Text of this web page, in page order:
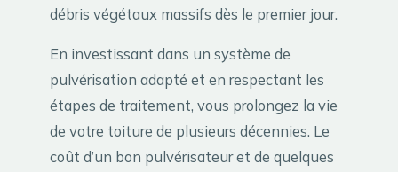
débris végétaux massifs dès le premier jour.
En investissant dans un système de
pulvérisation adapté et en respectant les
étapes de traitement, vous prolongez la vie
de votre toiture de plusieurs décennies. Le
coût d’un bon pulvérisateur et de quelques